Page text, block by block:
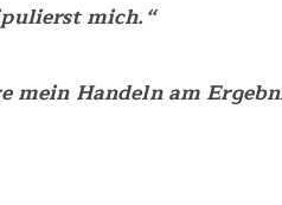
mich.“
mein Handeln am